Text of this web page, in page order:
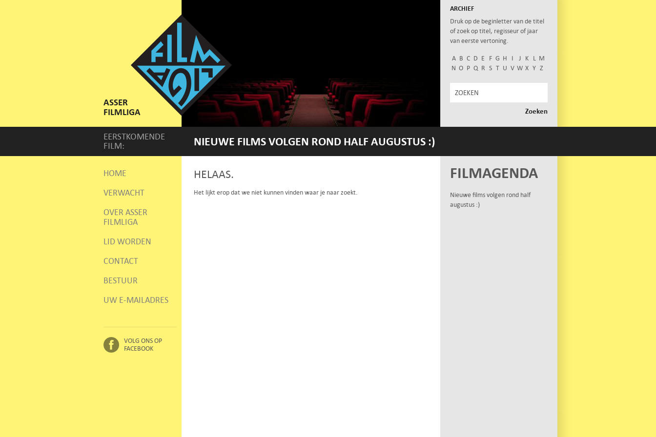
ASSER
FILMLIGA
ARCHIEF
Druk op de beginletter van de titel
of zoek op titel, regisseur of jaar
van eerste vertoning.
A B C D E F G H I J K L M
N O P Q R S T U V W X Y Z
EERSTKOMENDE
FILM:
NIEUWE FILMS VOLGEN ROND HALF AUGUSTUS :)
HOME
VERWACHT
OVER ASSER
FILMLIGA
LID WORDEN
CONTACT
BESTUUR
UW E-MAILADRES
VOLG ONS OP
FACEBOOK
HELAAS.
Het lijkt erop dat we niet kunnen vinden waar je naar zoekt.
FILMAGENDA
Nieuwe films volgen rond half
augustus :)